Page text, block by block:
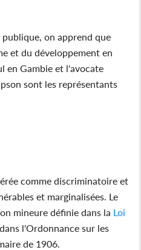
on apprend que
et du développement en
en Gambie et l'avocate
sont les représentants
comme discriminatoire et
et marginalisées. Le
mineure définie dans la Loi
l'Ordonnance sur les
de 1906.